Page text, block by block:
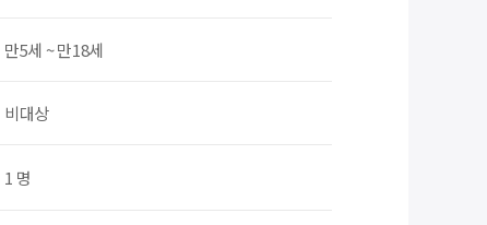
만5세 ~ 만18세
비대상
1 명